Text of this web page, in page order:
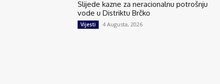
Slijede kazne za neracionalnu potrošnju
vode u Distriktu Brčko
Vijesti 4 Augusta, 2026